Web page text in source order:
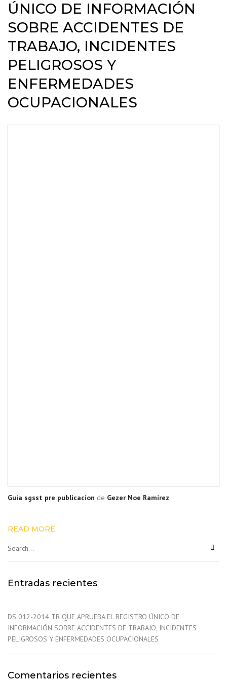
ÚNICO DE INFORMACIÓN
SOBRE ACCIDENTES DE
TRABAJO, INCIDENTES
PELIGROSOS Y
ENFERMEDADES
OCUPACIONALES
Guia sgsst pre publicacion de Gezer Noe Ramírez
READ MORE
Entradas recientes
DS 012-2014 TR QUE APRUEBA EL REGISTRO ÚNICO DE
INFORMACIÓN SOBRE ACCIDENTES DE TRABAJO, INCIDENTES
PELIGROSOS Y ENFERMEDADES OCUPACIONALES
Comentarios recientes